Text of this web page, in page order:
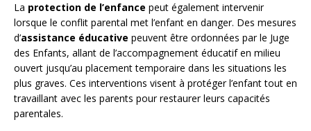
La protection de l’enfance peut également intervenir
lorsque le conflit parental met l’enfant en danger. Des mesures
d’assistance éducative peuvent être ordonnées par le Juge
des Enfants, allant de l’accompagnement éducatif en milieu
ouvert jusqu’au placement temporaire dans les situations les
plus graves. Ces interventions visent à protéger l’enfant tout en
travaillant avec les parents pour restaurer leurs capacités
parentales.